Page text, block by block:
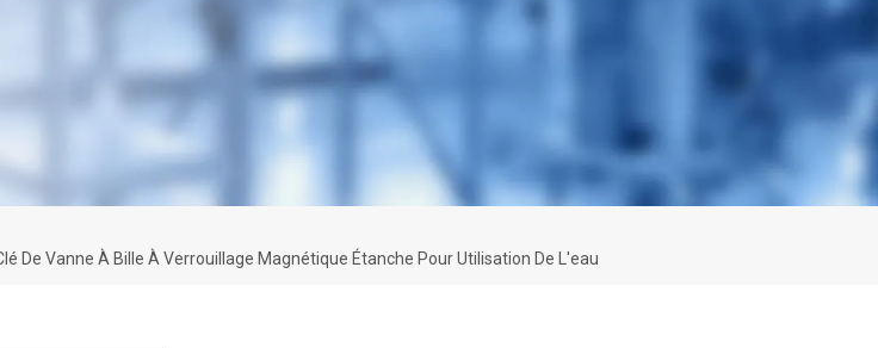
De Vanne À Bille À Verrouillage Magnétique Étanche Pour Utilisation De L'eau